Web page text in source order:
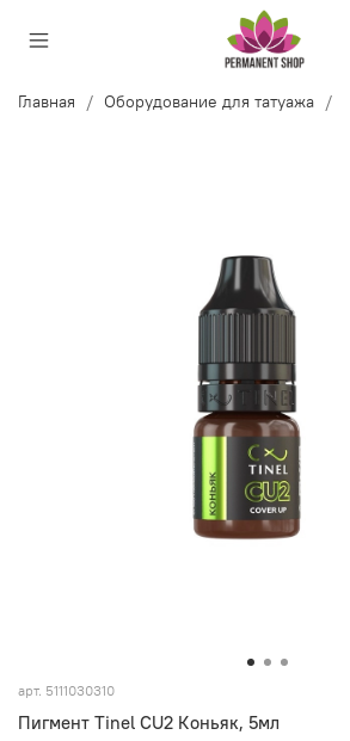
Главная Оборудование для татуажа
арт. 5111030310
Пигмент Tinel CU2 Коньяк, 5мл